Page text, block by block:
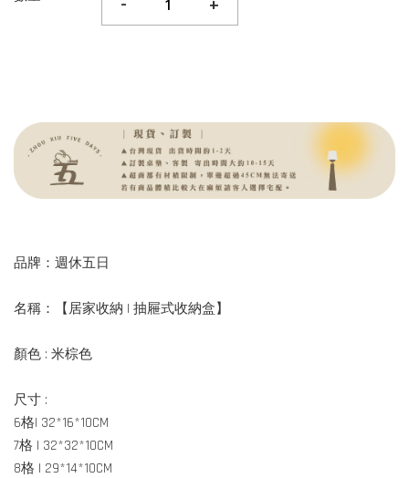
- +
品牌：週休五日
名稱：【居家收納 | 抽屜式收納盒】
顏色 : 米棕色
尺寸 :
6格| 32*16*10CM
7格 | 32*32*10CM
8格 | 29*14*10CM